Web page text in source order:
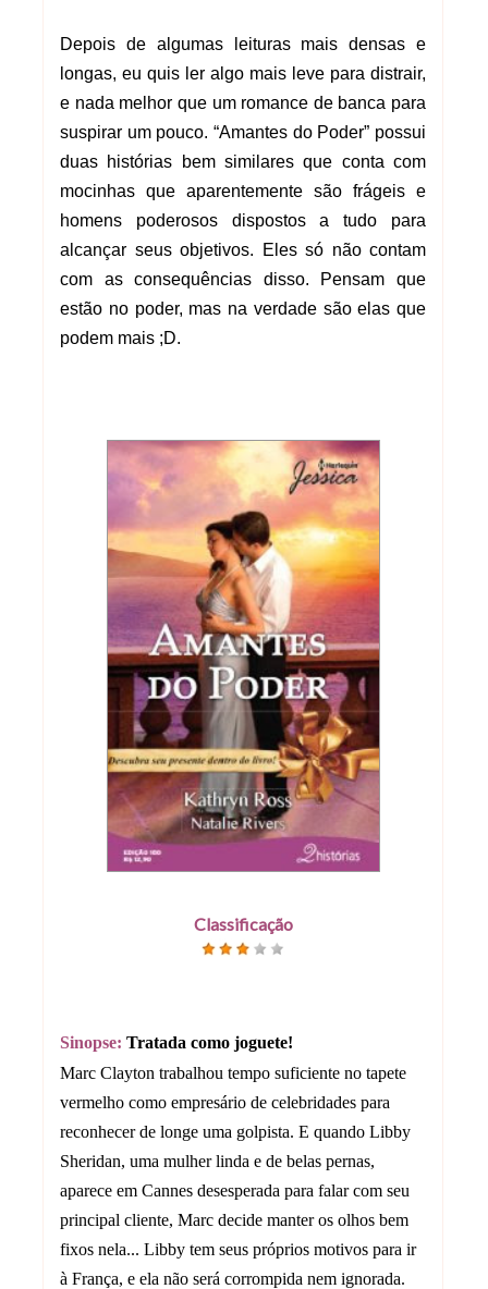
Depois de algumas leituras mais densas e
longas, eu quis ler algo mais leve para distrair,
e nada melhor que um romance de banca para
suspirar um pouco. “Amantes do Poder” possui
duas histórias bem similares que conta com
mocinhas que aparentemente são frágeis e
homens poderosos dispostos a tudo para
alcançar seus objetivos. Eles só não contam
com as consequências disso. Pensam que
estão no poder, mas na verdade são elas que
podem mais ;D.
Classificação
Sinopse: Tratada como joguete!
Marc Clayton trabalhou tempo suficiente no tapete
vermelho como empresário de celebridades para
reconhecer de longe uma golpista. E quando Libby
Sheridan, uma mulher linda e de belas pernas,
aparece em Cannes desesperada para falar com seu
principal cliente, Marc decide manter os olhos bem
fixos nela... Libby tem seus próprios motivos para ir
à França, e ela não será corrompida nem ignorada.